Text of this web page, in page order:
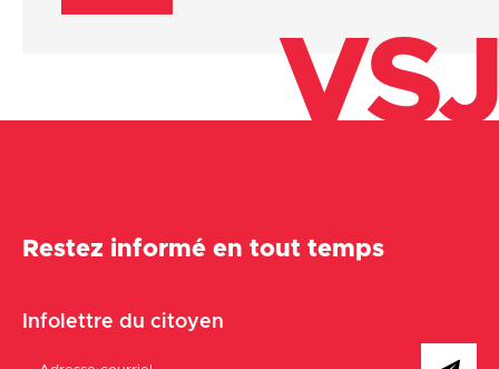
VSJ
Restez informé en tout temps
Infolettre du citoyen